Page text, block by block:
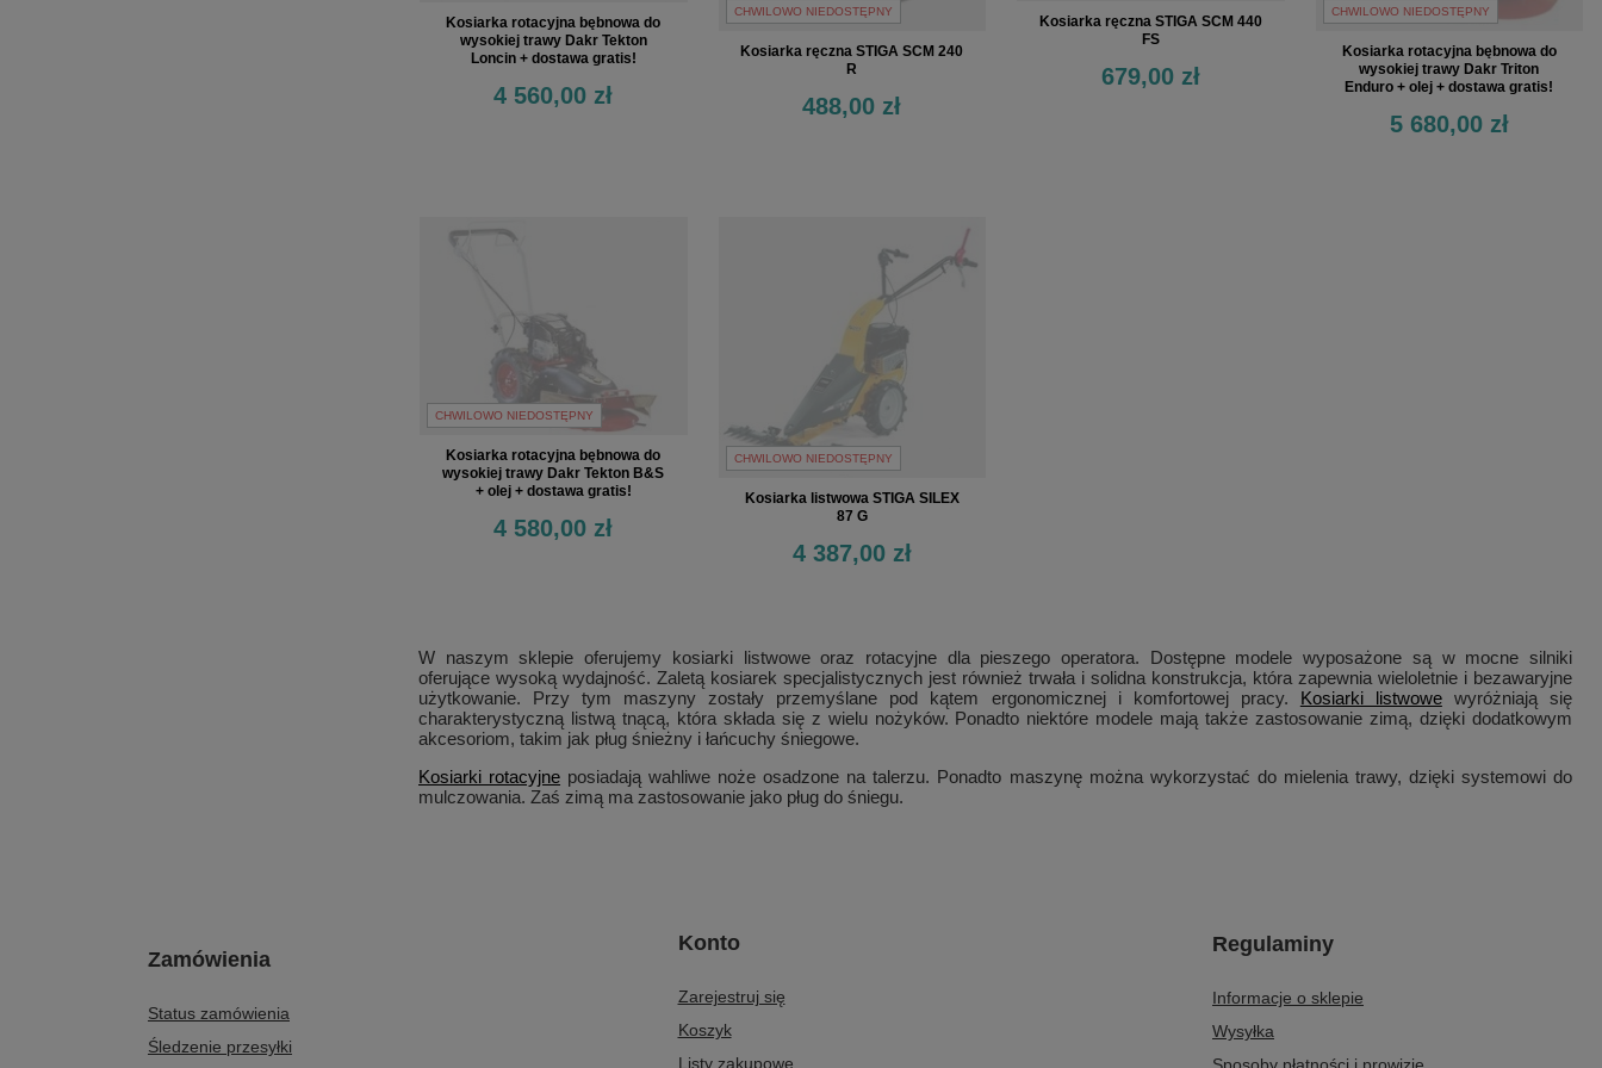
Kosiarka rotacyjna bębnowa do
wysokiej trawy Dakr Tekton
Loncin + dostawa gratis!
4 560,00 zł
CHWILOWO NIEDOSTĘPNY
Kosiarka ręczna STIGA SCM 240
R
488,00 zł
Kosiarka ręczna STIGA SCM 440
FS
679,00 zł
CHWILOWO NIEDOSTĘPNY
Kosiarka rotacyjna bębnowa do
wysokiej trawy Dakr Triton
Enduro + olej + dostawa gratis!
5 680,00 zł
CHWILOWO NIEDOSTĘPNY
Kosiarka rotacyjna bębnowa do
wysokiej trawy Dakr Tekton B&S
+ olej + dostawa gratis!
4 580,00 zł
CHWILOWO NIEDOSTĘPNY
Kosiarka listwowa STIGA SILEX
87 G
4 387,00 zł
W naszym sklepie oferujemy kosiarki listwowe oraz rotacyjne dla pieszego operatora. Dostępne modele wyposażone są w mocne silniki
oferujące wysoką wydajność. Zaletą kosiarek specjalistycznych jest również trwała i solidna konstrukcja, która zapewnia wieloletnie i bezawaryjne
użytkowanie. Przy tym maszyny zostały przemyślane pod kątem ergonomicznej i komfortowej pracy. Kosiarki listwowewyróżniają się
charakterystyczną listwą tnącą, która składa się z wielu nożyków. Ponadto niektóre modele mają także zastosowanie zimą, dzięki dodatkowym
akcesoriom, takim jak pług śnieżny i łańcuchy śniegowe.
Kosiarki rotacyjne posiadają wahliwe noże osadzone na talerzu. Ponadto maszynę można wykorzystać do mielenia trawy, dzięki systemowi do
mulczowania. Zaś zimą ma zastosowanie jako pług do śniegu.
Zamówienia
Status zamówienia
Śledzenie przesyłki
Konto
Zarejestruj się
Koszyk
Listy zakupowe
Regulaminy
Informacje o sklepie
Wysyłka
Sposoby płatności i prowizje